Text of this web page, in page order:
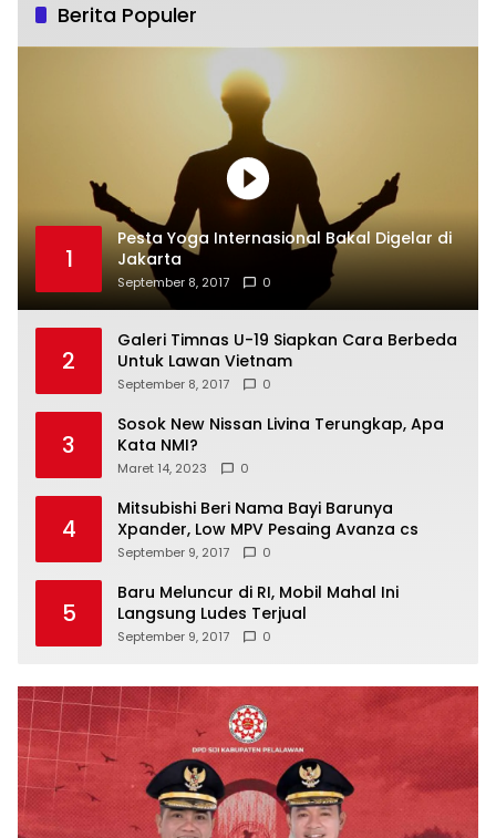
Berita Populer
1
Pesta Yoga Internasional Bakal Digelar di
Jakarta
September 8, 2017 0
2
Galeri Timnas U-19 Siapkan Cara Berbeda
Untuk Lawan Vietnam
September 8, 2017 0
3
Sosok New Nissan Livina Terungkap, Apa
Kata NMI?
Maret 14, 2023 0
4
Mitsubishi Beri Nama Bayi Barunya
Xpander, Low MPV Pesaing Avanza cs
September 9, 2017 0
5
Baru Meluncur di RI, Mobil Mahal Ini
Langsung Ludes Terjual
September 9, 2017 0